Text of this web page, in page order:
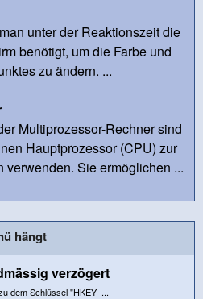
unter der Reaktionszeit die
benötigt, um die Farbe und
zu ändern. ...
Multiprozessor-Rechner sind
Hauptprozessor (CPU) zur
verwenden. Sie ermöglichen ...
hängt
verzögert
dem Schlüssel "HKEY_...